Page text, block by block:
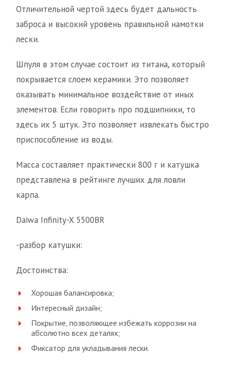
Отличительной чертой здесь будет дальность
заброса и высокий уровень правильной намотки
лески.
Шпуля в этом случае состоит из титана, который
покрывается слоем керамики. Это позволяет
оказывать минимальное воздействие от иных
элементов. Если говорить про подшипники, то
здесь их 5 штук. Это позволяет извлекать быстро
приспособление из воды.
Масса составляет практически 800 г и катушка
представлена в рейтинге лучших для ловли
карпа.
Daiwa Infinity-X 5500BR
-разбор катушки:
Достоинства:
Хорошая балансировка;
Интересный дизайн;
Покрытие, позволяющее избежать коррозии на
абсолютно всех деталях;
Фиксатор для укладывания лески.